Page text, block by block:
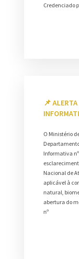
Credenciado
📌
O Ministério
Informativa
Nacional de
aplicável à
natural,
abertura do
nº